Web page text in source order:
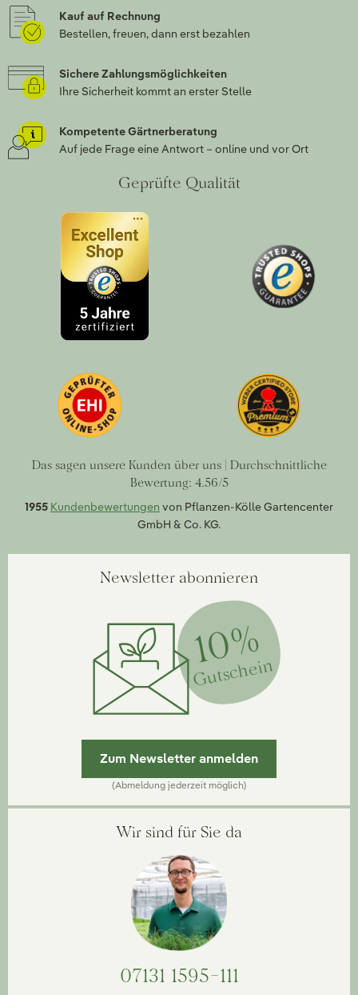
Kauf auf Rechnung
Bestellen, freuen, dann erst bezahlen
Sichere Zahlungsmöglichkeiten
Ihre Sicherheit kommt an erster Stelle
Kompetente Gärtnerberatung
Auf jede Frage eine Antwort – online und vor Ort
Geprüfte Qualität
Das sagen unsere Kunden über uns | Durchschnittliche
Bewertung: 4.56/5
1955 Kundenbewertungen von Pflanzen-Kölle Gartencenter
GmbH & Co. KG.
Newsletter abonnieren
10%
Gutschein
Zum Newsletter anmelden
(Abmeldung jederzeit möglich)
Wir sind für Sie da
07131 1595-111